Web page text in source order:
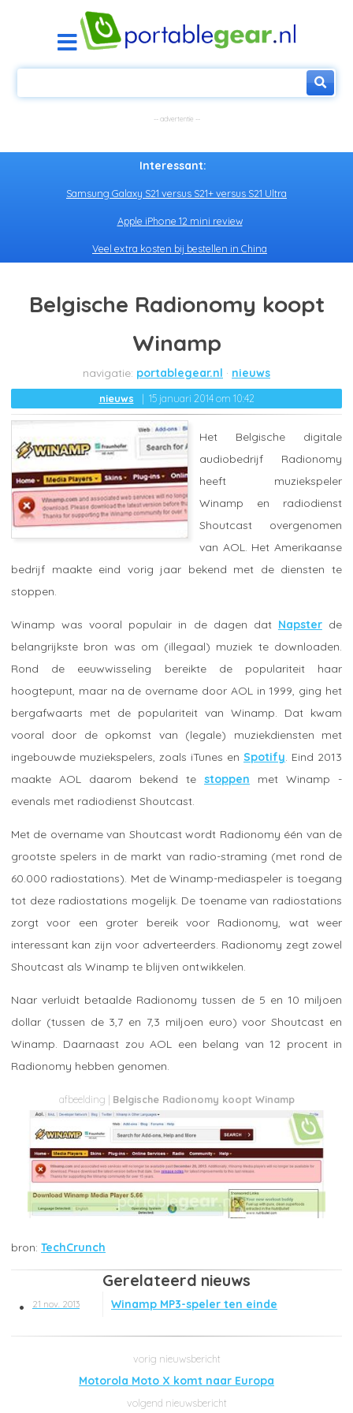
Interessant:
Samsung Galaxy S21 versus S21+ versus S21 Ultra
Apple iPhone 12 mini review
Veel extra kosten bij bestellen in China
Belgische Radionomy koopt
Winamp
portablegear.nl nieuws
nieuws 15 januari 2014 om 10:42
Het Belgische digitale
audiobedrijf Radionomy
heeft muziekspeler
Winamp en radiodienst
Shoutcast overgenomen
van AOL. Het Amerikaanse
bedrijf maakte eind vorig jaar bekend met de diensten te
stoppen.
Winamp was vooral populair in de dagen dat Napsterde
belangrijkste bron was om (illegaal) muziek te downloaden.
Rond de eeuwwisseling bereikte de populariteit haar
hoogtepunt, maar na de overname door AOL in 1999, ging het
bergafwaarts met de populariteit van Winamp. Dat kwam
vooral door de opkomst van (legale) muziekdiensten met
ingebouwde muziekspelers, zoals iTunes en Spotify . Eind 2013
maakte AOL daarom bekend te stoppen met Winamp -
evenals met radiodienst Shoutcast.
Met de overname van Shoutcast wordt Radionomy één van de
grootste spelers in de markt van radio-straming (met rond de
60.000 radiostations). Met de Winamp-mediaspeler is toegang
tot deze radiostations mogelijk. De toename van radiostations
zorgt voor een groter bereik voor Radionomy, wat weer
interessant kan zijn voor adverteerders. Radionomy zegt zowel
Shoutcast als Winamp te blijven ontwikkelen.
Naar verluidt betaalde Radionomy tussen de 5 en 10 miljoen
dollar (tussen de 3,7 en 7,3 miljoen euro) voor Shoutcast en
Winamp. Daarnaast zou AOL een belang van 12 procent in
Radionomy hebben genomen.
Belgische Radionomy koopt Winamp
TechCrunch
Gerelateerd nieuws
21 nov. 2013 Winamp MP3-speler ten einde
Motorola Moto X komt naar Europa